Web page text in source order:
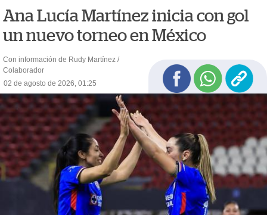
Ana Lucía Martínez inicia con gol
un nuevo torneo en México
Con información de Rudy Martínez /
Colaborador
02 de agosto de 2026, 01:25